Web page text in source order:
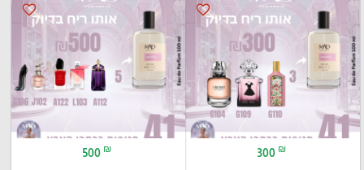
favorite_border
300 ₪
favorite_border
500 ₪